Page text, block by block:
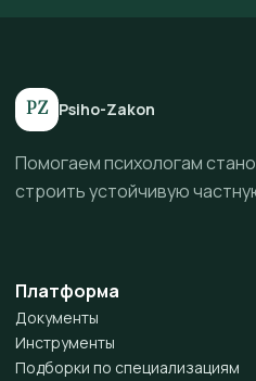
PZ Psiho-Zakon
Помогаем психологам
строить устойчивую
Платформа
Документы
Инструменты
Подборки по специализациям